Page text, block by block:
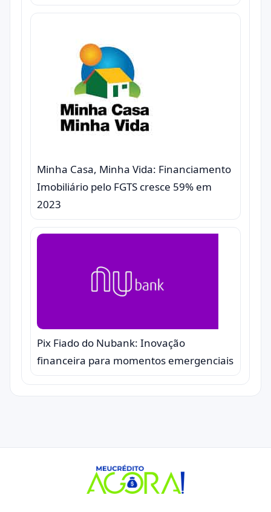
Minha Casa, Minha Vida: Financiamento
Imobiliário pelo FGTS cresce 59% em
2023
Pix Fiado do Nubank: Inovação
financeira para momentos emergenciais